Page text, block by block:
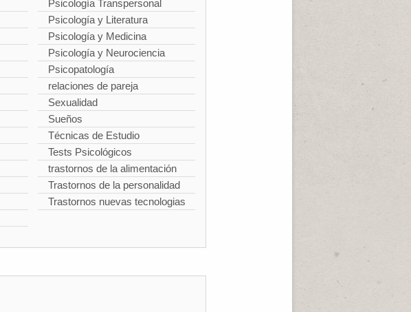
Psicología Transpersonal
Psicología y Literatura
Psicología y Medicina
Psicología y Neurociencia
Psicopatología
relaciones de pareja
Sexualidad
Sueños
Técnicas de Estudio
Tests Psicológicos
trastornos de la alimentación
Trastornos de la personalidad
Trastornos nuevas tecnologias